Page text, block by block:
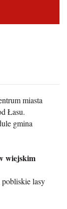
miasta
Łasu.
gmina
wiejskim
pobliskie lasy